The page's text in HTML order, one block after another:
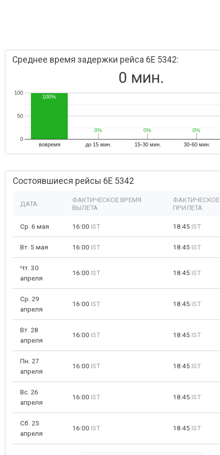
Среднее время задержки рейса 6E 5342:
0 мин.
вовремя до 15 мин. 15-30 мин. 30-60 мин.
0
50
100
100%
0%
0% 0%
0% 0%
0%
Состоявшиеся рейсы 6E 5342
ДАТА
ФАКТИЧЕСКОЕ ВРЕМЯ
ВЫЛЕТА
ПРИЛЕТА
Ср. 6 мая 16:00 IST 18:45 IST
Вт. 5 мая 16:00 IST 18:45 IST
Чт. 30
апреля
16:00 IST 18:45 IST
Ср. 29
апреля
16:00 IST 18:45 IST
Вт. 28
апреля
16:00 IST 18:45 IST
Пн. 27
апреля
16:00 IST 18:45 IST
Вс. 26
апреля
16:00 IST 18:45 IST
Сб. 25
апреля
16:00 IST 18:45 IST